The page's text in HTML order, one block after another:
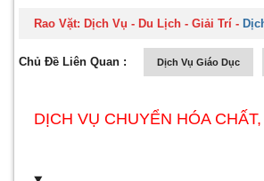
Rao Vặt: Dịch Vụ - Du Lịch - Giải Trí -
Chủ Đề Liên Quan : Dịch Vụ Giáo Dục
DỊCH VỤ CHUYỂN HÓA